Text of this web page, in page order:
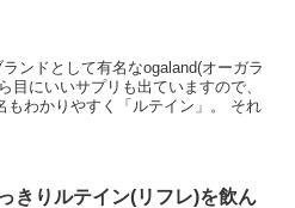
ンドとして有名なogaland(オーガラ
目にいいサプリも出ていますので、
もわかりやすく「ルテイン」。 それ
きりルテイン(リフレ)を飲ん